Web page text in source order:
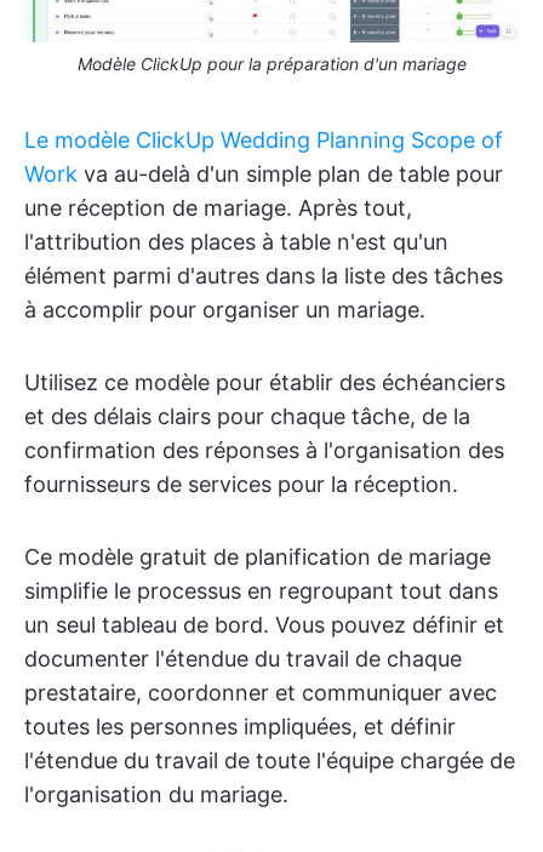
Modèle ClickUp pour la préparation d'un mariage
Le modèle ClickUp Wedding Planning Scope of
Work va au-delà d'un simple plan de table pour
une réception de mariage. Après tout,
l'attribution des places à table n'est qu'un
élément parmi d'autres dans la liste des tâches
à accomplir pour organiser un mariage.
Utilisez ce modèle pour établir des échéanciers
et des délais clairs pour chaque tâche, de la
confirmation des réponses à l'organisation des
fournisseurs de services pour la réception.
Ce modèle gratuit de planification de mariage
simplifie le processus en regroupant tout dans
un seul tableau de bord. Vous pouvez définir et
documenter l'étendue du travail de chaque
prestataire, coordonner et communiquer avec
toutes les personnes impliquées, et définir
l'étendue du travail de toute l'équipe chargée de
l'organisation du mariage.